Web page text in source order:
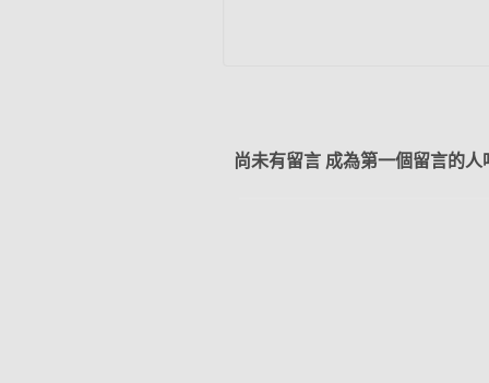
尚未有留言 成為第一個留言的人